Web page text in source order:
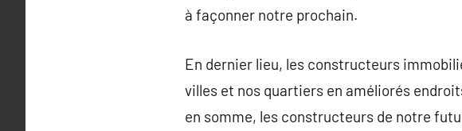
à façonner notre prochain.
En dernier lieu, les constructeurs
villes et nos quartiers en améliorés
en somme, les constructeurs de notre